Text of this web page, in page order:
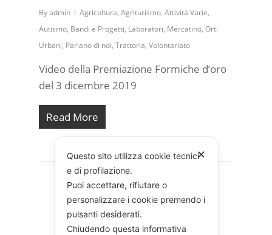
Byadmin Agricoltura, Agriturismo, Attività Varie,
Autismo, Bandi e Progetti, Laboratori, Mercatino, Orti
Urbani, Parlano di noi, Trattoria, Volontariato
Video della Premiazione Formiche d’oro
del 3 dicembre 2019
Read More
✕
Questo sito utilizza cookie tecnici
e di profilazione.
Puoi accettare, rifiutare o
personalizzare i cookie premendo i
pulsanti desiderati.
Chiudendo questa informativa